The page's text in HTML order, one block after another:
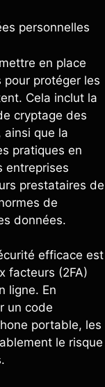
personnelles
en place
protéger les
Cela inclut la
cryptage des
ainsi que la
pratiques en
entreprises
prestataires de
de
données.
efficace est
facteurs (2FA)
ligne. En
un code
portable, les
le risque